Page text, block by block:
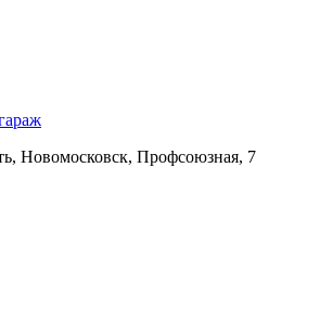
Новомосковск, Профсоюзная, 7